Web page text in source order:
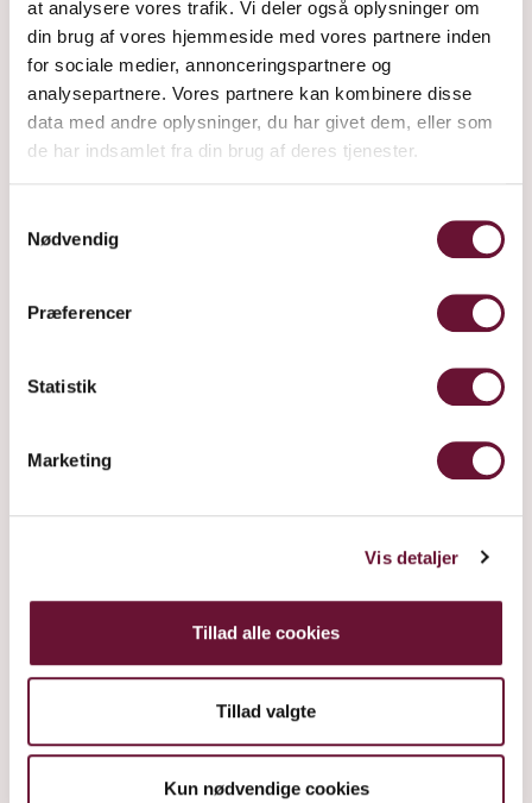
at analysere vores trafik. Vi deler også oplysninger om
din brug af vores hjemmeside med vores partnere inden
for sociale medier, annonceringspartnere og
analysepartnere. Vores partnere kan kombinere disse
data med andre oplysninger, du har givet dem, eller som
de har indsamlet fra din brug af deres tjenester.
Nødvendig
Præferencer
Statistik
Marketing
Vis detaljer
Tillad alle cookies
Tillad valgte
Kun nødvendige cookies